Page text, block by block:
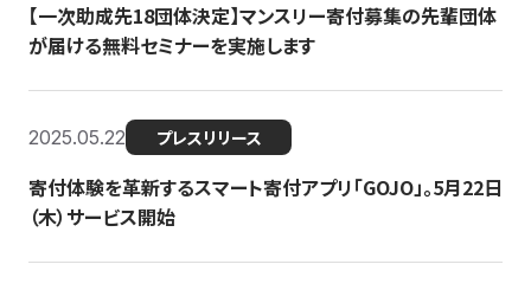
【一次助成先18団体決定】マンスリー寄付募集の先輩団体
が届ける無料セミナーを実施します
2025.05.22 プレスリリース
寄付体験を革新するスマート寄付アプリ「GOJO」。5月22日
（木）サービス開始